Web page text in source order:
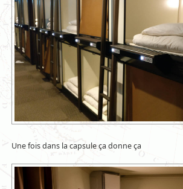
Une fois dans la capsule ça donne ça